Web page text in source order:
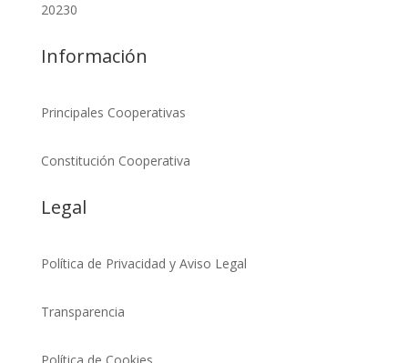
20230
Información
Principales Cooperativas
Constitución Cooperativa
Legal
Política de Privacidad y Aviso Legal
Transparencia